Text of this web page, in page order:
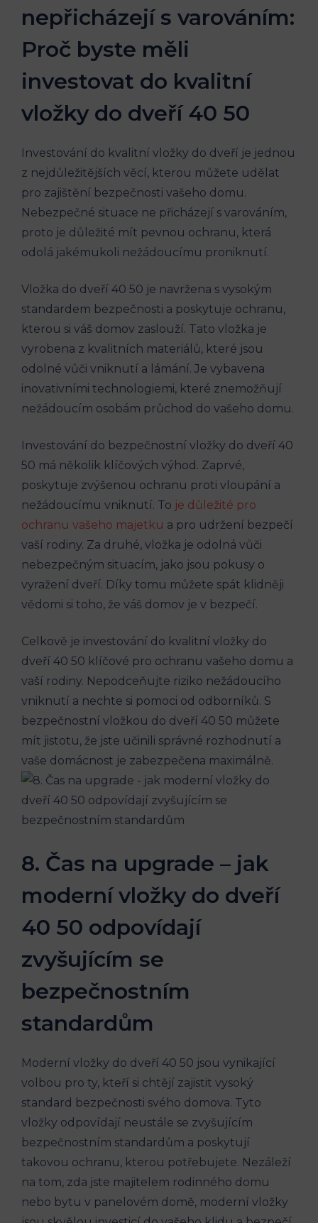
nepřicházejí s varováním:
Proč byste měli
investovat do kvalitní
vložky do dveří 40 50
Investování do kvalitní vložky do dveří je jednou
z nejdůležitějších věcí, kterou můžete udělat
pro zajištění bezpečnosti vašeho domu.
Nebezpečné situace ne přicházejí s varováním,
proto je důležité mít pevnou ochranu, která
odolá jakémukoli nežádoucímu proniknutí.
Vložka do dveří 40 50 je navržena s vysokým
standardem bezpečnosti a poskytuje ochranu,
kterou si váš domov zaslouží. Tato vložka je
vyrobena z kvalitních materiálů, které jsou
odolné vůči vniknutí a lámání. Je vybavena
inovativními technologiemi, které znemožňují
nežádoucím osobám průchod do vašeho domu.
Investování do bezpečnostní vložky do dveří 40
50 má několik klíčových výhod. Zaprvé,
poskytuje zvýšenou ochranu proti vloupání a
nežádoucímu vniknutí. To je důležité pro
ochranu vašeho majetku a pro udržení bezpečí
vaší rodiny. Za druhé, vložka je odolná vůči
nebezpečným situacím, jako jsou pokusy o
vyražení dveří. Díky tomu můžete spát klidněji
vědomi si toho, že váš domov je v bezpečí.
Celkově je investování do kvalitní vložky do
dveří 40 50 klíčové pro ochranu vašeho domu a
vaší rodiny. Nepodceňujte riziko nežádoucího
vniknutí a nechte si pomoci od odborníků. S
bezpečnostní vložkou do dveří 40 50 můžete
mít jistotu, že jste učinili správné rozhodnutí a
vaše domácnost je zabezpečena maximálně.
8. Čas na upgrade – jak
moderní vložky do dveří
40 50 odpovídají
zvyšujícím se
bezpečnostním
standardům
Moderní vložky do dveří 40 50 jsou vynikající
volbou pro ty, kteří si chtějí zajistit vysoký
standard bezpečnosti svého domova. Tyto
vložky odpovídají neustále se zvyšujícím
bezpečnostním standardům a poskytují
takovou ochranu, kterou potřebujete. Nezáleží
na tom, zda jste majitelem rodinného domu
nebo bytu v panelovém domě, moderní vložky